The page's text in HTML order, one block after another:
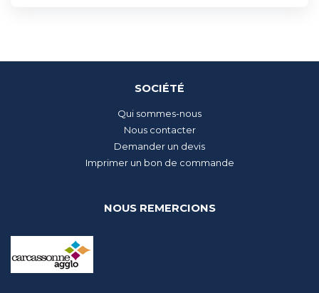
SOCIÉTÉ
Qui sommes-nous
Nous contacter
Demander un devis
Imprimer un bon de commande
NOUS REMERCIONS